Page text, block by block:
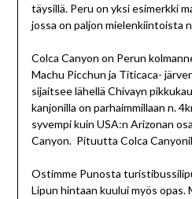
täysillä. Peru on yksi esimerkki
jossa on paljon mielenkiintoista
Colca Canyon on Perun
Machu Picchun ja Titicaca-
sijaitsee lähellä Chivayn
kanjonilla on parhaimmillaan n.
syvempi kuin USA:n Arizonan
Canyon. Pituutta Colca
Ostimme Punosta
Lipun hintaan kuului myös opas.